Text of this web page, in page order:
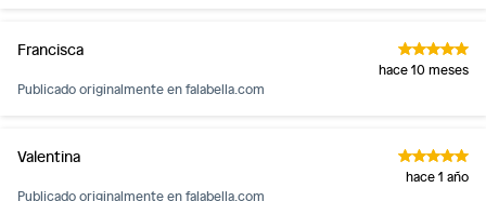
Francisca
hace 10 meses
Publicado originalmente enfalabella.com
Valentina
hace 1 año
Publicado originalmente enfalabella.com